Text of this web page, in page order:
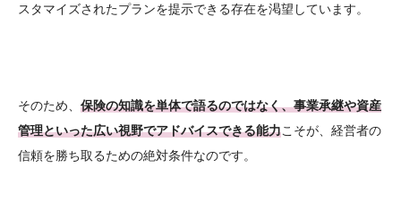
スタマイズされたプランを提示できる存在を渇望しています。
そのため、 保険の知識を単体で語るのではなく、事業承継や資産
管理といった広い視野でアドバイスできる能力こそが、経営者の
信頼を勝ち取るための絶対条件なのです。